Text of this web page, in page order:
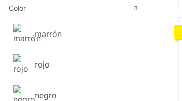
Color
marrón
rojo
negro